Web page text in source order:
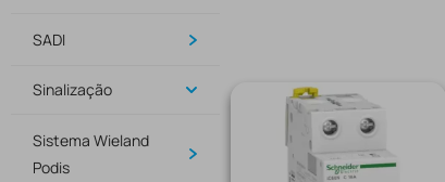
SADI
Sinalização
Sistema Wieland
Podis